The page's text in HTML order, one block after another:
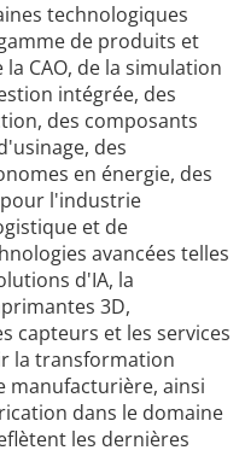
technologiques
de produits et
CAO, de la simulation
intégrée, des
des composants
des
en énergie, des
l'industrie
et de
avancées telles
d'IA, la
3D,
capteurs et les services
la transformation
manufacturière, ainsi
dans le domaine
les dernières